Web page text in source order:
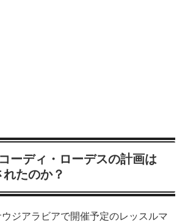
ーディ・ローデスの計画は
たのか？
ジアラビアで開催予定のレッスルマ